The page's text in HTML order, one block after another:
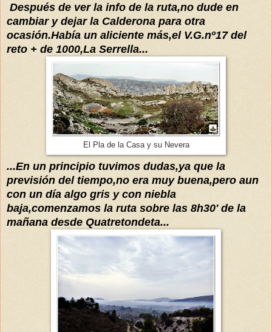
Después de ver la info de la ruta,no dude en
cambiar y dejar la Calderona para otra
ocasión.Había un aliciente más,el V.G.nº17 del
reto + de 1000,La Serrella...
El Pla de la Casa y su Nevera
...En un principio tuvimos dudas,ya que la
previsión del tiempo,no era muy buena,pero aun
con un día algo gris y con niebla
baja,comenzamos la ruta sobre las 8h30' de la
mañana desde Quatretondeta...